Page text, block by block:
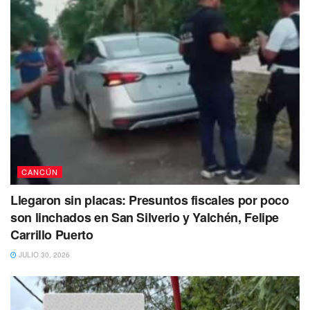
comuniques al 9838350050 Ext. 1132
También se busca a: Guillermo Arreaga y
Arreaga
Guillermo Arreaga y Arreaga de 29 años
de edad fue
visto por última vez por sus familiares el 19 de junio de
2023, por sus familiares en
Cancún, Quintana Roo.
CANCÚN
Llegaron sin placas: Presuntos fiscales por poco
son linchados en San Silverio y Yalchén, Felipe
Carrillo Puerto
JULIO 30, 2026